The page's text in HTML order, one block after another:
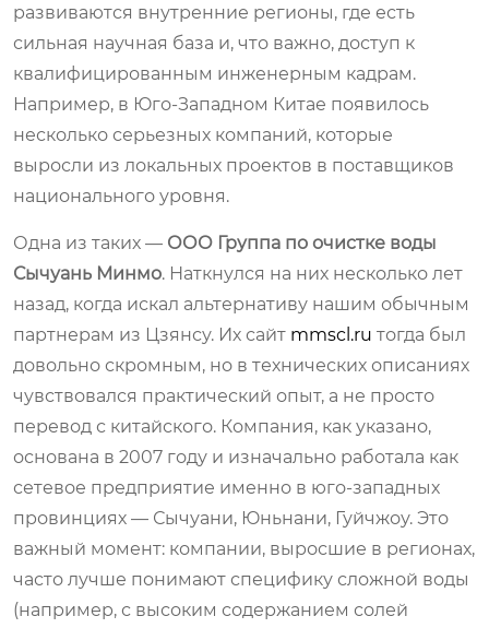
развиваются внутренние регионы, где есть
сильная научная база и, что важно, доступ к
квалифицированным инженерным кадрам.
Например, в Юго-Западном Китае появилось
несколько серьезных компаний, которые
выросли из локальных проектов в поставщиков
национального уровня.
Одна из таких — ООО Группа по очистке воды
Сычуань Минмо. Наткнулся на них несколько лет
назад, когда искал альтернативу нашим обычным
партнерам из Цзянсу. Их сайт mmscl.ru тогда был
довольно скромным, но в технических описаниях
чувствовался практический опыт, а не просто
перевод с китайского. Компания, как указано,
основана в 2007 году и изначально работала как
сетевое предприятие именно в юго-западных
провинциях — Сычуани, Юньнани, Гуйчжоу. Это
важный момент: компании, выросшие в регионах,
часто лучше понимают специфику сложной воды
(например, с высоким содержанием солей